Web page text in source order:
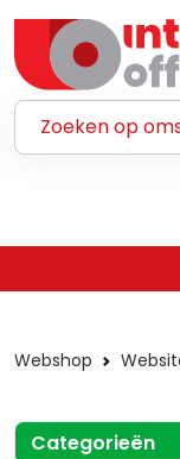
Webshop
Categorieën